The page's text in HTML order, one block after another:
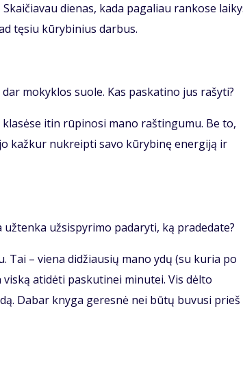
dienas, kada pagaliau rankose
tęsiu kūrybinius darbus.
mokyklos suole. Kas paskatino jus rašyti?
itin rūpinosi mano raštingumu. Be to,
kažkur nukreipti savo kūrybinę energiją ir
užsispyrimo padaryti, ką pradedate?
Tai – viena didžiausių mano ydų (su kuria po
atidėti paskutinei minutei. Vis dėlto
Dabar knyga geresnė nei būtų buvusi prieš